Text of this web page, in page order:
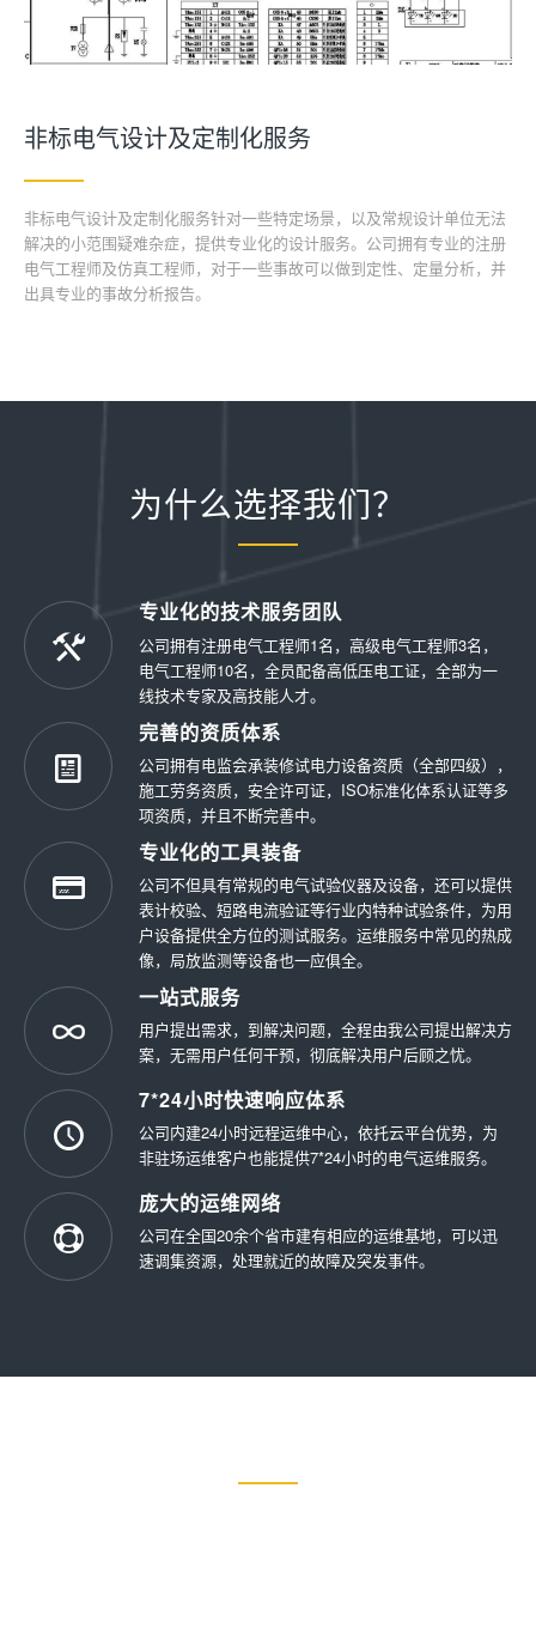
非标电气设计及定制化服务
非标电气设计及定制化服务针对一些特定场景，以及常规设计单位无法
解决的小范围疑难杂症，提供专业化的设计服务。公司拥有专业的注册
电气工程师及仿真工程师，对于一些事故可以做到定性、定量分析，并
出具专业的事故分析报告。
为什么选择我们？
专业化的技术服务团队
公司拥有注册电气工程师1名，高级电气工程师3名，
电气工程师10名，全员配备高低压电工证，全部为一
线技术专家及高技能人才。
完善的资质体系
公司拥有电监会承装修试电力设备资质（全部四级），
施工劳务资质，安全许可证，ISO标准化体系认证等多
项资质，并且不断完善中。
专业化的工具装备
公司不但具有常规的电气试验仪器及设备，还可以提供
表计校验、短路电流验证等行业内特种试验条件，为用
户设备提供全方位的测试服务。运维服务中常见的热成
像，局放监测等设备也一应俱全。
一站式服务
用户提出需求，到解决问题，全程由我公司提出解决方
案，无需用户任何干预，彻底解决用户后顾之忧。
7*24小时快速响应体系
公司内建24小时远程运维中心，依托云平台优势，为
非驻场运维客户也能提供7*24小时的电气运维服务。
庞大的运维网络
公司在全国20余个省市建有相应的运维基地，可以迅
速调集资源，处理就近的故障及突发事件。